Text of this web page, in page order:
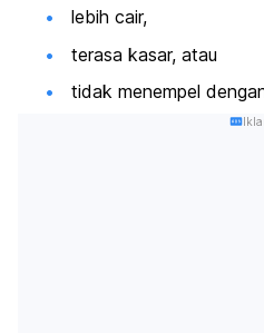
lebih cair,
terasa kasar, atau
tidak menempel